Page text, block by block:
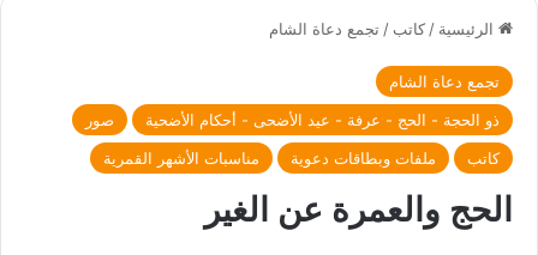
الرئيسية /كاتب /تجمع دعاة الشام
تجمع دعاة الشام
ذو الحجة - الحج - عرفة - عيد الأضحى - أحكام الأضحية
صور
كاتب
ملفات وبطاقات دعوية مناسبات الأشهر القمرية
الحج والعمرة عن الغير